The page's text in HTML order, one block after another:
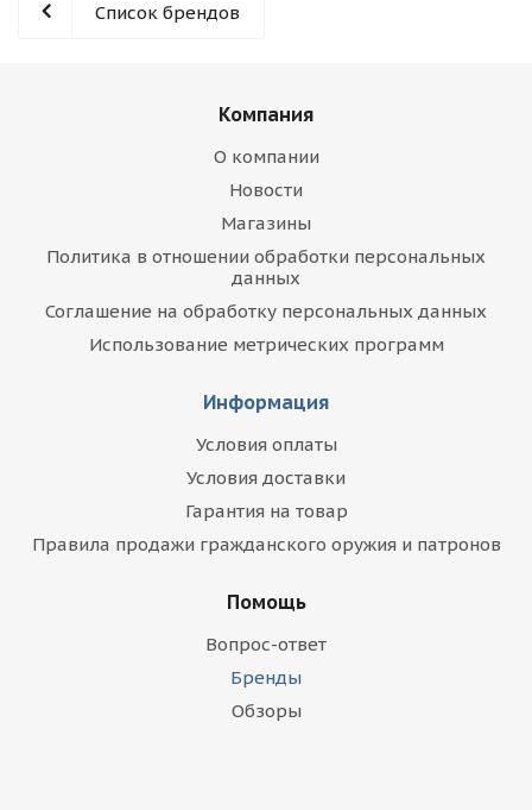
Список брендов
Компания
О компании
Новости
Магазины
Политика в отношении обработки персональных
данных
Соглашение на обработку персональных данных
Использование метрических программ
Информация
Условия оплаты
Условия доставки
Гарантия на товар
Правила продажи гражданского оружия и патронов
Помощь
Вопрос-ответ
Бренды
Обзоры